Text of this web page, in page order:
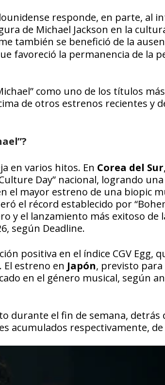
responde, en parte, al
de Michael Jackson en la
también se benefició de la
favoreció la permanencia de la
como uno de los títulos más
de otros estrenos recientes y
en varios hitos. En Corea del Sur
Day” nacional, logrando una
el mayor estreno de una biopic
el récord establecido por
y el lanzamiento más exitoso de
según Deadline.
positiva en el índice CGV Egg,
El estreno en Japón, previsto para
en el género musical, según
durante el fin de semana, detrás
acumulados respectivamente, de